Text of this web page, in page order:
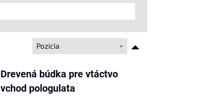
Pozícia
Drevená búdka pre vtáctvo
vchod pologulata